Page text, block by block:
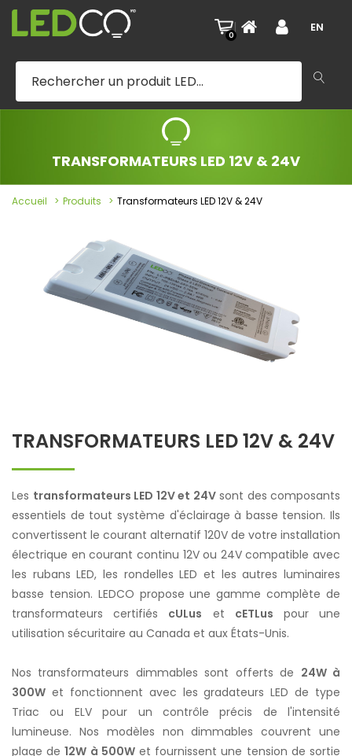
0
| EN
TRANSFORMATEURS LED 12V & 24V
Accueil Produits Transformateurs LED 12V & 24V
TRANSFORMATEURS LED 12V & 24V
Les transformateurs LED 12V et 24Vsont des composants
essentiels de tout système d'éclairage à basse tension. Ils
convertissent le courant alternatif 120V de votre installation
électrique en courant continu 12V ou 24V compatible avec
les rubans LED, les rondelles LED et les autres luminaires
basse tension. LEDCO propose une gamme complète de
transformateurs certifiés cULus et cETLus pour une
utilisation sécuritaire au Canada et aux États-Unis.
Nos transformateurs dimmables sont offerts de 24W à
300W et fonctionnent avec les gradateurs LED de type
Triac ou ELV pour un contrôle précis de l'intensité
lumineuse. Nos modèles non dimmables couvrent une
plage de12W à 500Wet fournissent une tension de sortie